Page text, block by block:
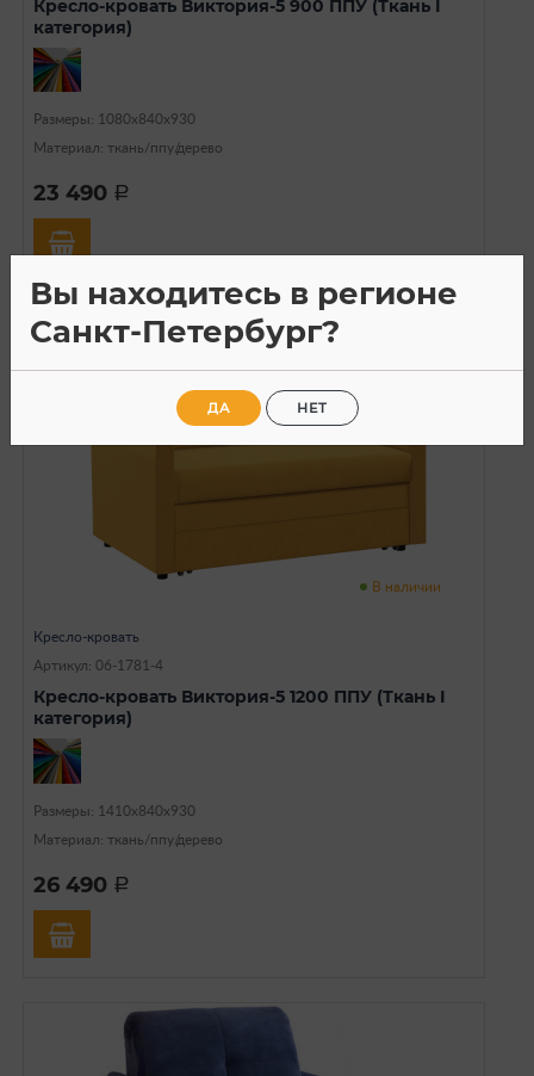
Кресло-кровать Виктория-5 900 ППУ (Ткань I
категория)
Размеры: 1080х840х930
Материал: ткань/ппу/дерево
23 490 a
В наличии
Кресло-кровать
Артикул: 06-1781-4
Кресло-кровать Виктория-5 1200 ППУ (Ткань I
категория)
Размеры: 1410х840х930
Материал: ткань/ппу/дерево
26 490 a
Вы находитесь в регионе
Санкт-Петербург?
ДА НЕТ